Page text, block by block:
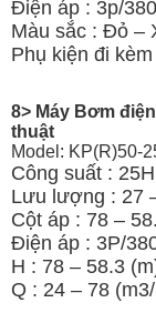
Điện áp : 3p/
Màu sắc : Đỏ –
Phụ kiện đi
8> Máy Bơm
thuật
Model: KP(R)50-
Công suất :
Lưu lượng : 27
Cột áp : 78 –
Điện áp : 3P/
H : 78 – 58.3
Q : 24 – 78